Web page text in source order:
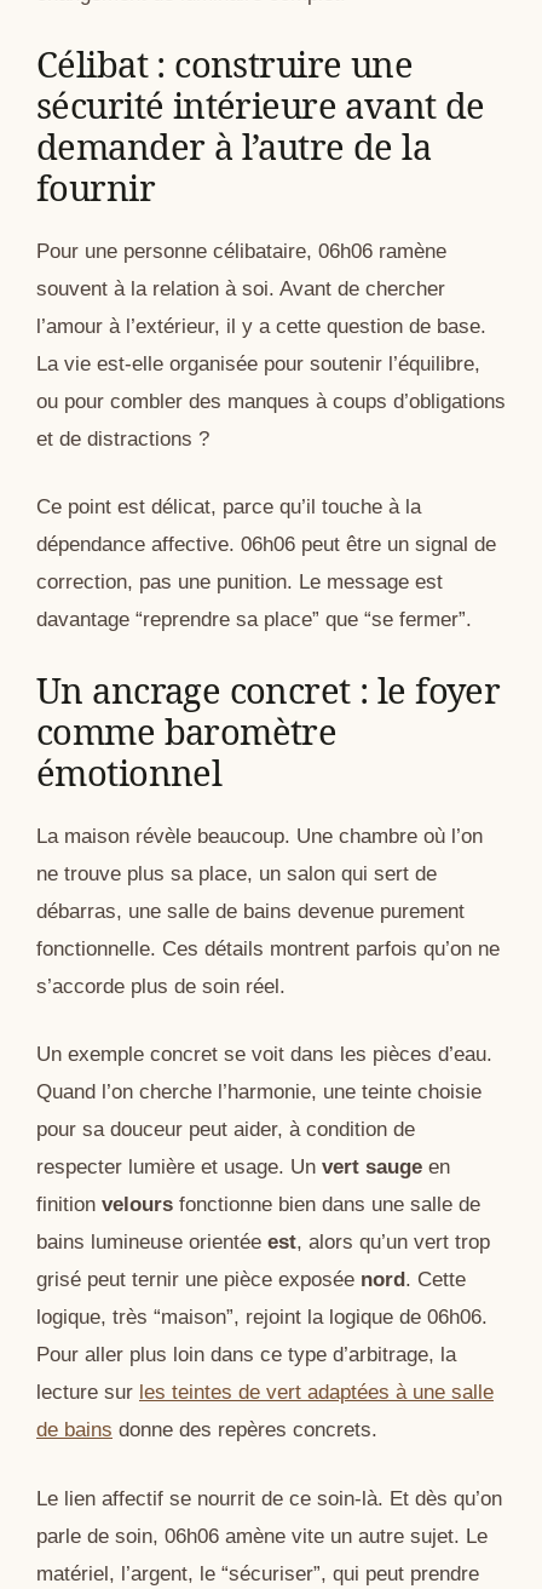
Célibat : construire une
sécurité intérieure avant de
demander à l’autre de la
fournir
Pour une personne célibataire, 06h06 ramène
souvent à la relation à soi. Avant de chercher
l’amour à l’extérieur, il y a cette question de base.
La vie est-elle organisée pour soutenir l’équilibre,
ou pour combler des manques à coups d’obligations
et de distractions ?
Ce point est délicat, parce qu’il touche à la
dépendance affective. 06h06 peut être un signal de
correction, pas une punition. Le message est
davantage “reprendre sa place” que “se fermer”.
Un ancrage concret : le foyer
comme baromètre
émotionnel
La maison révèle beaucoup. Une chambre où l’on
ne trouve plus sa place, un salon qui sert de
débarras, une salle de bains devenue purement
fonctionnelle. Ces détails montrent parfois qu’on ne
s’accorde plus de soin réel.
Un exemple concret se voit dans les pièces d’eau.
Quand l’on cherche l’harmonie, une teinte choisie
pour sa douceur peut aider, à condition de
respecter lumière et usage. Un vert sauge en
finition velours fonctionne bien dans une salle de
bains lumineuse orientée est, alors qu’un vert trop
grisé peut ternir une pièce exposée nord . Cette
logique, très “maison”, rejoint la logique de 06h06.
Pour aller plus loin dans ce type d’arbitrage, la
lecture sur les teintes de vert adaptées à une salle
de bains donne des repères concrets.
Le lien affectif se nourrit de ce soin-là. Et dès qu’on
parle de soin, 06h06 amène vite un autre sujet. Le
matériel, l’argent, le “sécuriser”, qui peut prendre